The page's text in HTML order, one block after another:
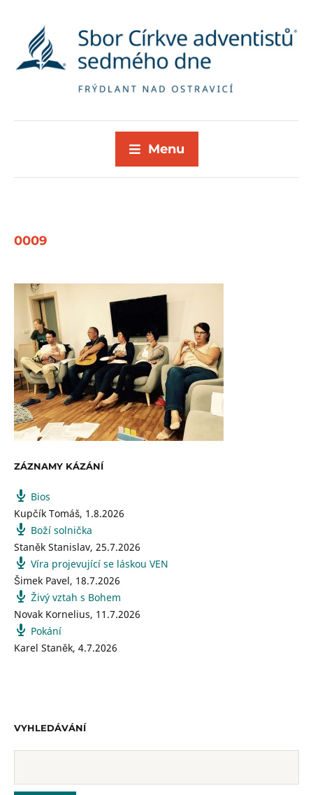
Menu
0009
ZÁZNAMY KÁZÁNÍ
Bios
Kupčík Tomáš, 1.8.2026
Boží solnička
Staněk Stanislav, 25.7.2026
Víra projevující se láskou VEN
Šimek Pavel, 18.7.2026
Živý vztah s Bohem
Novak Kornelius, 11.7.2026
Pokání
Karel Staněk, 4.7.2026
VYHLEDÁVÁNÍ